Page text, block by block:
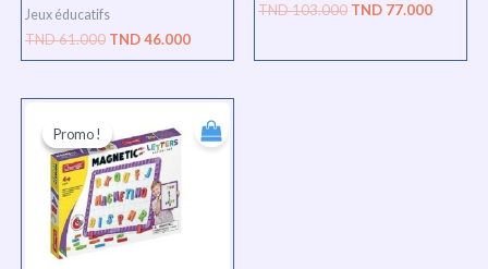
Jeux éducatifs
TND61.000 TND46.000
TND103.000 TND 77.000
Promo !
Promo !
initial
était :
TND
53.000.
prix
actuel